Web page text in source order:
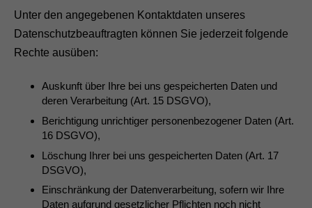
Unter den angegebenen Kontaktdaten unseres
Datenschutzbeauftragten können Sie jederzeit folgende
Rechte ausüben:
Auskunft über Ihre bei uns gespeicherten Daten und
deren Verarbeitung (Art. 15 DSGVO),
Berichtigung unrichtiger personenbezogener Daten (Art.
16 DSGVO),
Löschung Ihrer bei uns gespeicherten Daten (Art. 17
DSGVO),
Einschränkung der Datenverarbeitung, sofern wir Ihre
Daten aufgrund gesetzlicher Pflichten noch nicht